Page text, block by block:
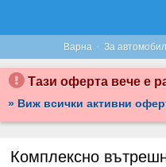
Варна · За
Тази оферта вече е
» Виж всички активни
Комплексно